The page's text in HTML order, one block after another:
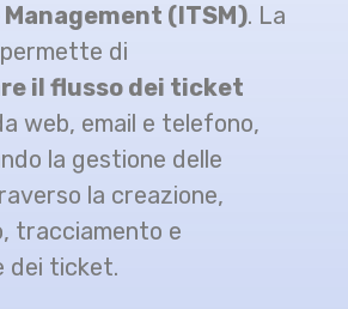
Management (ITSM). La
di
il flusso dei ticket
web, email e telefono,
la gestione delle
la creazione,
tracciamento e
dei ticket.